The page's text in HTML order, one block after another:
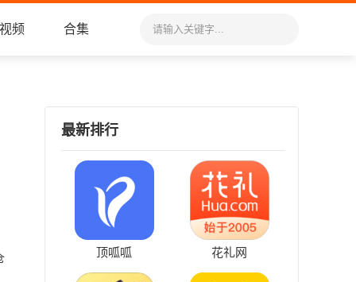
视频 合集
最新排行
顶呱呱 花礼网